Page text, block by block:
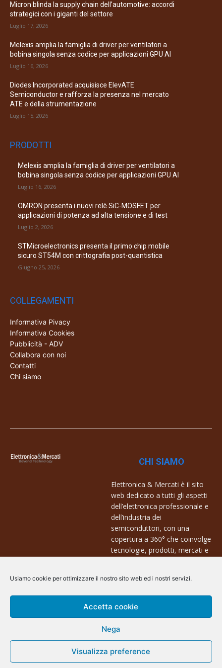
Usiamo cookie per ottimizzare il nostro sito web ed i nostri servizi.
Accetta cookie
Nega
Visualizza preference
Micron blinda la supply chain dell’automotive: accordi
strategici con i giganti del settore
Luglio 17, 2026
Melexis amplia la famiglia di driver per ventilatori a
bobina singola senza codice per applicazioni GPU AI
Luglio 16, 2026
Diodes Incorporated acquisisce ElevATE
Semiconductor e rafforza la presenza nel mercato
ATE e della strumentazione
Luglio 15, 2026
PRODOTTI
Melexis amplia la famiglia di driver per ventilatori a
bobina singola senza codice per applicazioni GPU AI
Luglio 16, 2026
OMRON presenta i nuovi relè SiC-MOSFET per
applicazioni di potenza ad alta tensione e di test
Luglio 2, 2026
STMicroelectronics presenta il primo chip mobile
sicuro ST54M con crittografia post-quantistica
Giugno 25, 2026
COLLEGAMENTI
Informativa Pivacy
Informativa Cookies
Pubblicità - ADV
Collabora con noi
Contatti
Chi siamo
CHI SIAMO
Elettronica & Mercati è il sito
web dedicato a tutti gli aspetti
dell’elettronica professionale e
dell’industria dei
semiconduttori, con una
copertura a 360° che coinvolge
tecnologie, prodotti, mercati e
Contatti:
info@arscommunication.it
@ArsCommunication 2023